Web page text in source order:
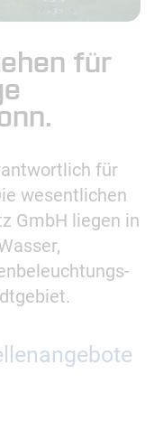
für
für
wesentlichen
GmbH liegen in